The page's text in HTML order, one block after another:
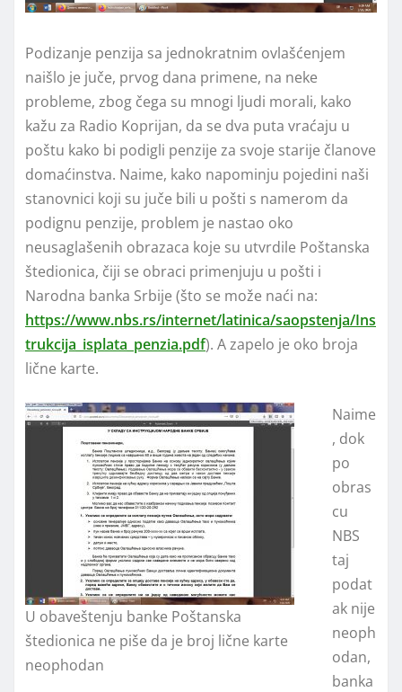
Podizanje penzija sa jednokratnim ovlašćenjem
naišlo je juče, prvog dana primene, na neke
probleme, zbog čega su mnogi ljudi morali, kako
kažu za Radio Koprijan, da se dva puta vraćaju u
poštu kako bi podigli penzije za svoje starije članove
domaćinstva. Naime, kako napominju pojedini naši
stanovnici koji su juče bili u pošti s namerom da
podignu penzije, problem je nastao oko
neusaglašenih obrazaca koje su utvrdile Poštanska
štedionica, čiji se obraci primenjuju u pošti i
Narodna banka Srbije (što se može naći na:
https://www.nbs.rs/internet/latinica/saopstenja/Ins
trukcija_isplata_penzia.pdf). A zapelo je oko broja
lične karte.
U obaveštenju banke Poštanska
štedionica ne piše da je broj lične karte
neophodan
Naime
, dok
po
obras
cu
NBS
taj
podat
ak nije
neoph
odan,
banka